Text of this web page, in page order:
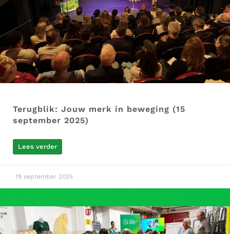
Terugblik: Jouw merk in beweging (15
september 2025)
Lees verder
19 september 2025